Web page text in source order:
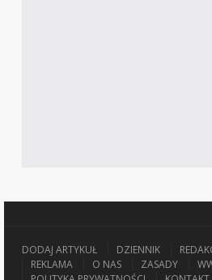
DODAJ ARTYKUŁ DZIENNIK
REKLAMA
O NAS ZASADY